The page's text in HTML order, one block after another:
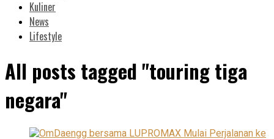
Kuliner
News
Lifestyle
All posts tagged "touring tiga
negara"